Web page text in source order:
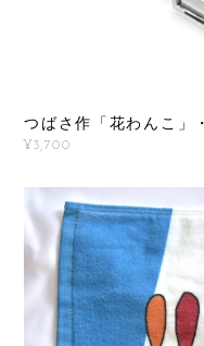
つばさ作「花わんこ」
¥3,700